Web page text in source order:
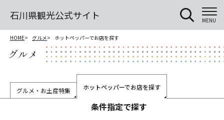
石川県観光公式サイト MENU
HOME グルメ ホットペッパーでお店を探す
グルメ
グルメ・お土産特集 ホットペッパーでお店を探す
条件指定で探す